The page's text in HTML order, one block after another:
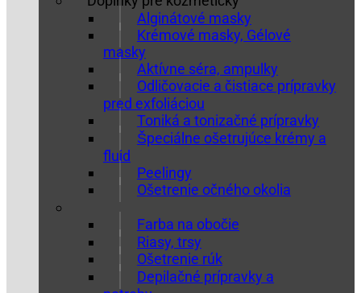
Alginátové masky
Krémové masky, Gélové
masky
Aktívne séra, ampulky
Odličovacie a čistiace prípravky
pred exfoliáciou
Toniká a tonizačné prípravky
Špeciálne ošetrujúce krémy a
fluid
Peelingy
Ošetrenie očného okolia
Farba na obočie
Riasy, trsy
Ošetrenie rúk
Depilačné prípravky a